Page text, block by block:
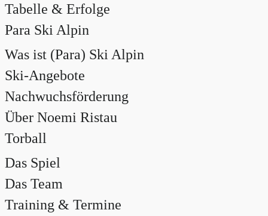
Tabelle & Erfolge
Para Ski Alpin
Was ist (Para) Ski Alpin
Ski-Angebote
Nachwuchsförderung
Über Noemi Ristau
Torball
Das Spiel
Das Team
Training & Termine